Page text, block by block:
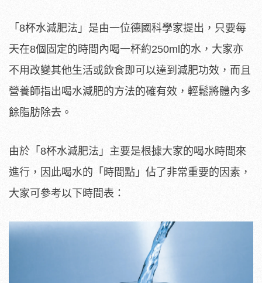
「8杯水減肥法」是由一位德國科學家提出，只要每
天在8個固定的時間內喝一杯約250ml的水，大家亦
不用改變其他生活或飲食即可以達到減肥功效，而且
營養師指出喝水減肥的方法的確有效，輕鬆將體內多
餘脂肪除去。
由於「8杯水減肥法」主要是根據大家的喝水時間來
進行，因此喝水的「時間點」佔了非常重要的因素，
大家可參考以下時間表：